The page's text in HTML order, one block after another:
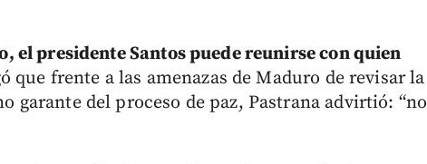
el presidente Santos puede reunirse con quien
que frente a las amenazas de Maduro de revisar la
garante del proceso de paz, Pastrana advirtió: “no